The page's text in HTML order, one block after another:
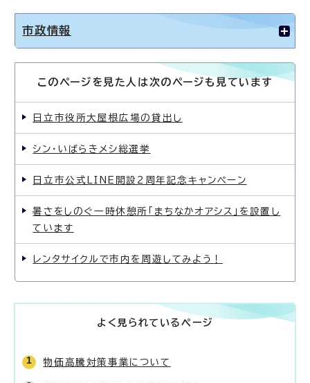
市政情報
このページを見た人は次のページも見ています
日立市役所大屋根広場の貸出し
シン・いばらきメシ総選挙
日立市公式LINE開設2周年記念キャンペーン
暑さをしのぐ一時休憩所「まちなかオアシス」を設置し
ています
レンタサイクルで市内を周遊してみよう！
よく見られているページ
物価高騰対策事業について